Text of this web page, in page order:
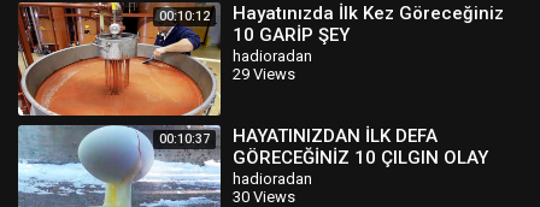
00:10:12
Hayatınızda İlk Kez Göreceğiniz
10 GARİP ŞEY
hadioradan
29 Views
00:10:37
HAYATINIZDAN İLK DEFA
GÖRECEĞİNİZ 10 ÇILGIN OLAY
hadioradan
30 Views